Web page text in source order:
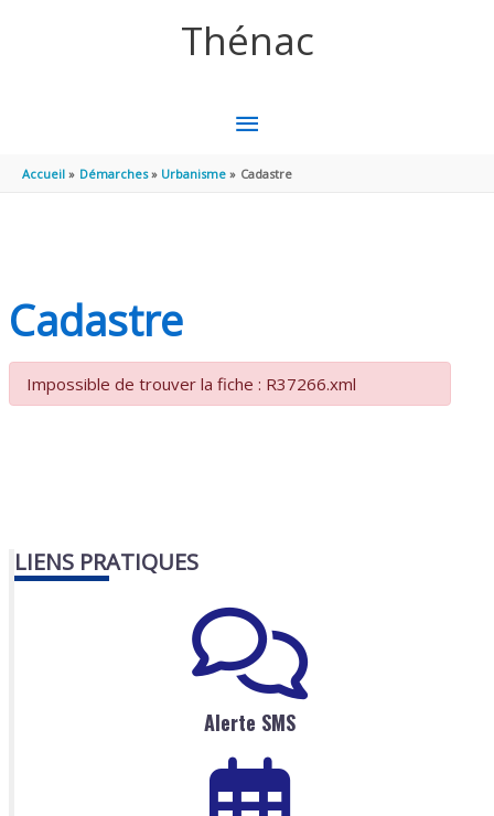
Thénac
MENU
PRINCIPAL
Accueil Démarches Urbanisme Cadastre
Cadastre
Impossible de trouver la fiche : R37266.xml
LIENS PRATIQUES
Alerte SMS